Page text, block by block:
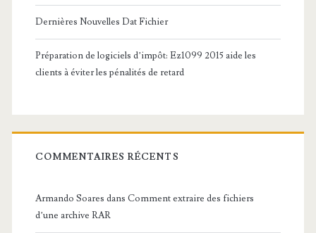
Dernières Nouvelles Dat Fichier
Préparation de logiciels d’impôt: Ez1099 2015 aide les
clients à éviter les pénalités de retard
COMMENTAIRES RÉCENTS
Armando Soares dans Comment extraire des fichiers
d’une archive RAR